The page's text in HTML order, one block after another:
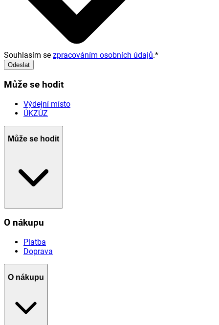
Souhlasím se zpracováním osobních údajů.*
Odeslat
Může se hodit
Výdejní místo
ÚKZÚZ
Může se hodit
O nákupu
Platba
Doprava
O nákupu